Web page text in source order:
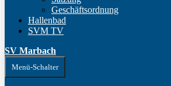
Geschäftsordnung
Hallenbad
SVM TV
SV Marbach
Menü-Schalter